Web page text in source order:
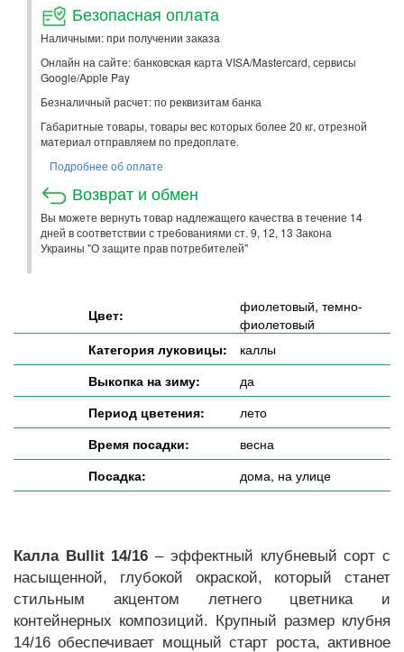
Безопасная оплата
Наличными: при получении заказа
Онлайн на сайте: банковская карта VISA/Mastercard, сервисы
Google/Apple Pay
Безналичный расчет: по реквизитам банка
Габаритные товары, товары вес которых более 20 кг, отрезной
материал отправляем по предоплате.
Подробнее об оплате
Возврат и обмен
Вы можете вернуть товар надлежащего качества в течение 14
дней в соответствии с требованиями ст. 9, 12, 13 Закона
Украины "О защите прав потребителей"
Цвет:
фиолетовый, темно-
фиолетовый
Категория луковицы:
каллы
Выкопка на зиму:
да
Период цветения:
лето
Время посадки:
весна
Посадка:
дома, на улице
Калла Bullit 14/16 – эффектный клубневый сорт с
насыщенной, глубокой окраской, который станет
стильным акцентом летнего цветника и
контейнерных композиций. Крупный размер клубня
14/16 обеспечивает мощный старт роста, активное